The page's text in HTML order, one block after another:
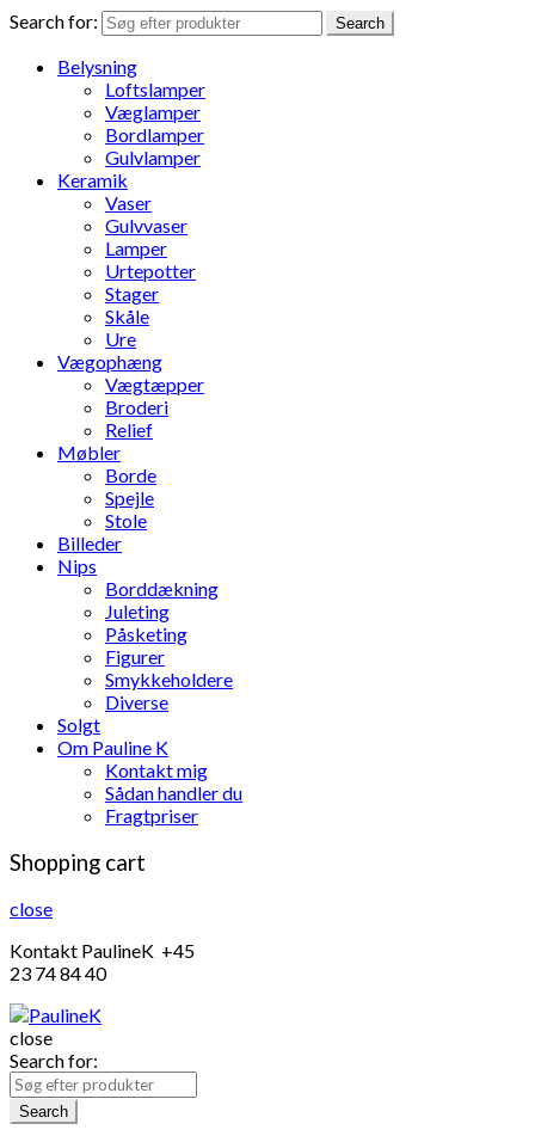
Search for: Search
Belysning
Loftslamper
Væglamper
Bordlamper
Gulvlamper
Keramik
Vaser
Gulvvaser
Lamper
Urtepotter
Stager
Skåle
Ure
Vægophæng
Vægtæpper
Broderi
Relief
Møbler
Borde
Spejle
Stole
Billeder
Nips
Borddækning
Juleting
Påsketing
Figurer
Smykkeholdere
Diverse
Solgt
Om Pauline K
Kontakt mig
Sådan handler du
Fragtpriser
Shopping cart
close
Kontakt PaulineK +45
23 74 84 40
close
Search for:
Search